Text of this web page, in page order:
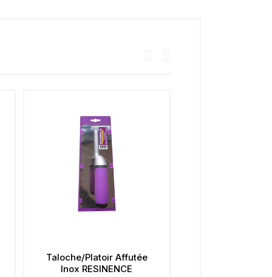
Taloche/Platoir Affutée
Inox RESINENCE